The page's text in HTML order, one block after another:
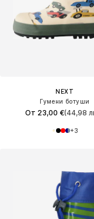
NEXT
Гумени ботуши
От 23,00 €(44,98
+3